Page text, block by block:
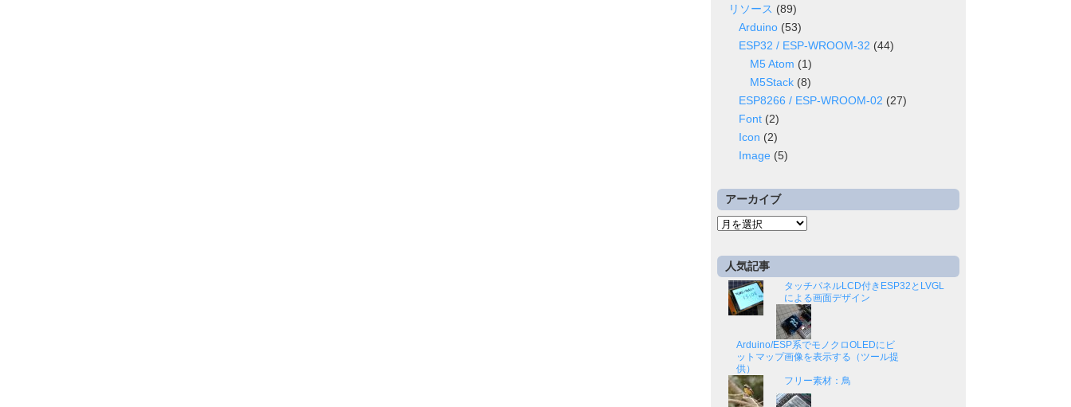
リソース (89)
Arduino (53)
ESP32 / ESP-WROOM-32 (44)
M5 Atom (1)
M5Stack(8)
ESP8266 / ESP-WROOM-02 (27)
Font (2)
Icon (2)
Image (5)
アーカイブ
ア
カ
イ
人気記事
タッチパネルLCD付きESP32とLVGL
による画面デザイン
Arduino/ESP系でモノクロOLEDにビ
ットマップ画像を表示する（ツール提
供）
フリー素材：鳥